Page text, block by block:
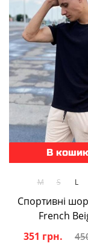
В кошик
М S L
Спортивні
French
351 грн.